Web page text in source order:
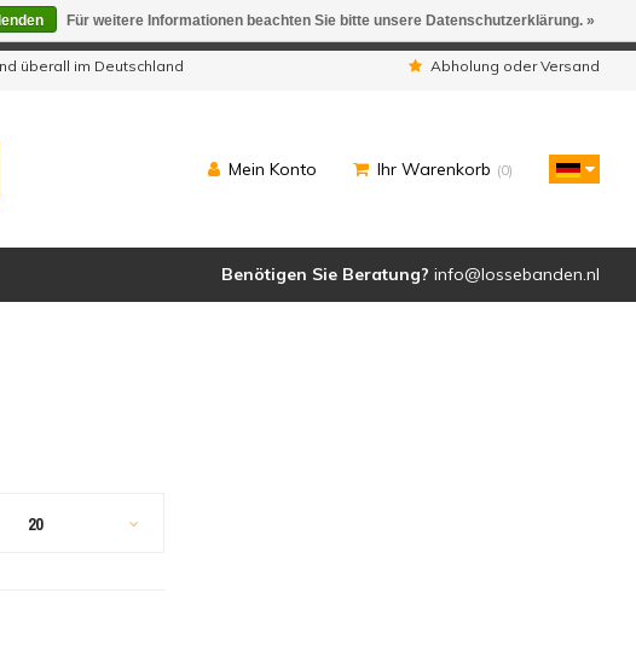
überall im Deutschland Abholung oder Versand
Mein Konto Ihr Warenkorb (0)
Benötigen Sie Beratung? info@lossebanden.nl
20
Für weitere Informationen beachten Sie bitte unsere Datenschutzerklärung. »
Bestellungen werden geliefert.